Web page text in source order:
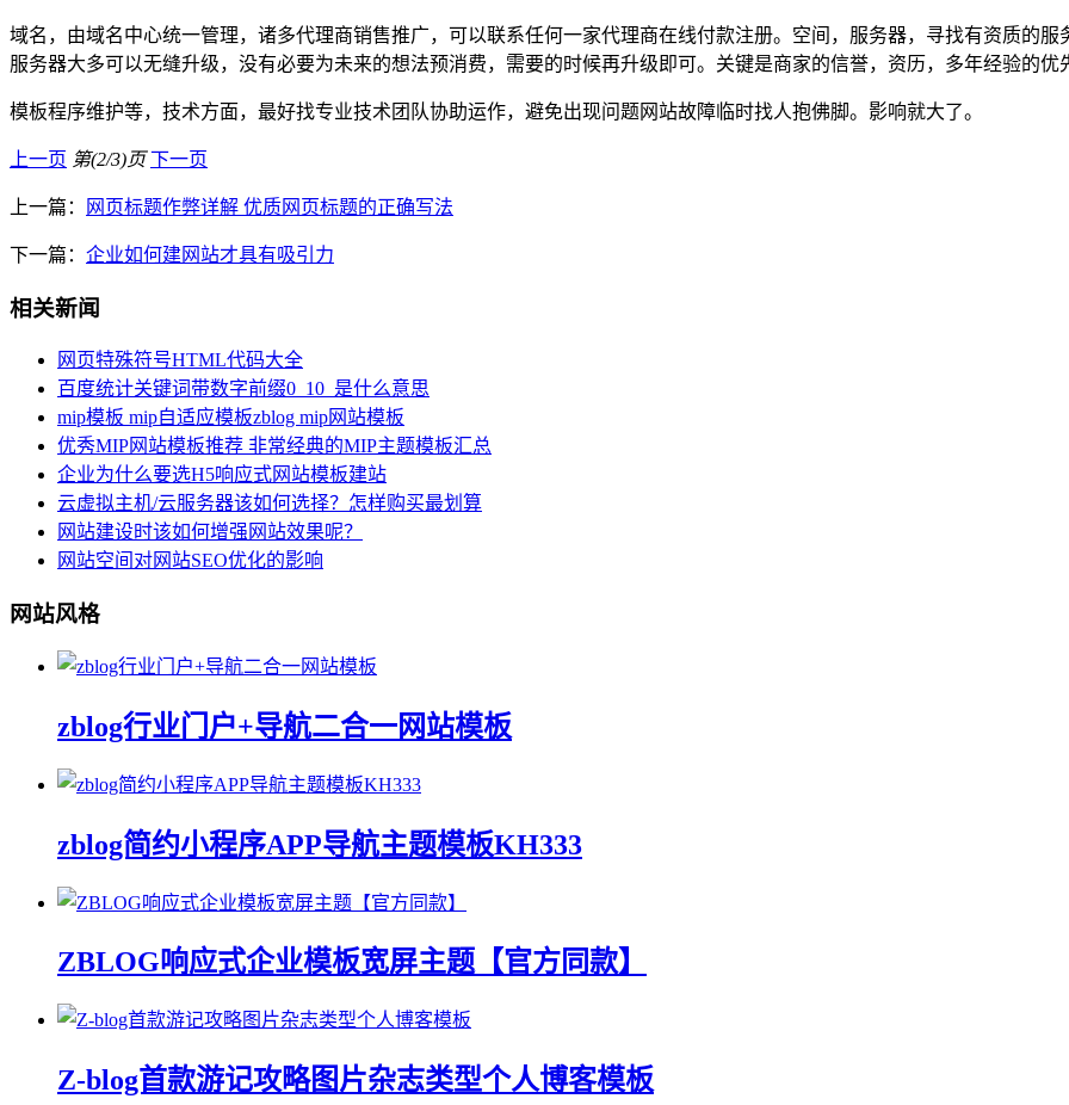
域名，由域名中心统一管理，诸多代理商销售推广，可以联系任何一家代理商在线付款注册。空间，服务器，寻找有资质的
服务器大多可以无缝升级，没有必要为未来的想法预消费，需要的时候再升级即可。关键是商家的信誉，资历，多年经验的优
模板程序维护等，技术方面，最好找专业技术团队协助运作，避免出现问题网站故障临时找人抱佛脚。影响就大了。
上一页 第(2/3)页 下一页
上一篇： 网页标题作弊详解 优质网页标题的正确写法
下一篇： 企业如何建网站才具有吸引力
相关新闻
网页特殊符号HTML代码大全
百度统计关键词带数字前缀0_10_是什么意思
mip模板 mip自适应模板zblog mip网站模板
优秀MIP网站模板推荐 非常经典的MIP主题模板汇总
企业为什么要选H5响应式网站模板建站
云虚拟主机/云服务器该如何选择？怎样购买最划算
网站建设时该如何增强网站效果呢？
网站空间对网站SEO优化的影响
网站风格
zblog行业门户+导航二合一网站模板
zblog简约小程序APP导航主题模板KH333
ZBLOG响应式企业模板宽屏主题【官方同款】
Z-blog首款游记攻略图片杂志类型个人博客模板